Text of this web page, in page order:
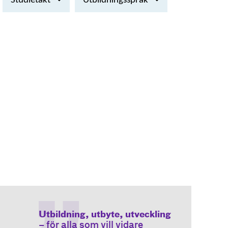
Utbildning, utbyte, utveckling
– för alla som vill vidare